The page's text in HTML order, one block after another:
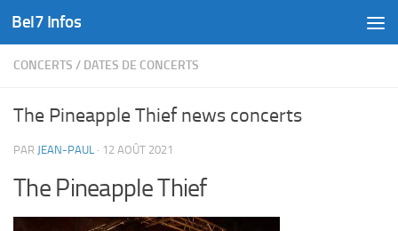
Skip to content
Bel7 Infos
CONCERTS / DATES DE CONCERTS
The Pineapple Thief news concerts
PAR JEAN-PAUL · 12 AOÛT 2021
The Pineapple Thief